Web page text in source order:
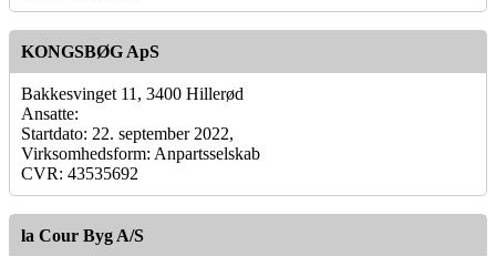
KONGSBØG ApS
Bakkesvinget 11, 3400 Hillerød
Ansatte:
Startdato: 22. september 2022,
Virksomhedsform: Anpartsselskab
CVR: 43535692
la Cour Byg A/S